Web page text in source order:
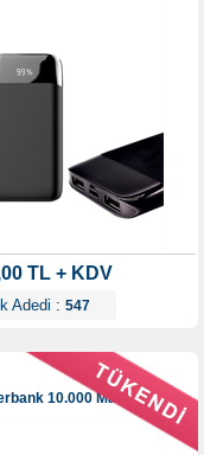
TL + KDV
Adedi : 547
10.000 Mah